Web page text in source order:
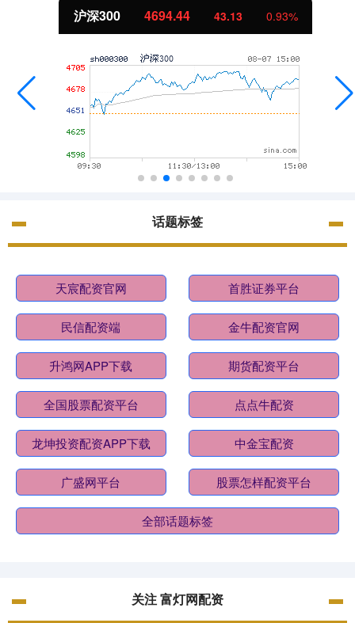
北证50 1134.24 11.37 1.01%
话题标签
天宸配资官网 首胜证券平台
民信配资端 金牛配资官网
升鸿网APP下载 期货配资平台
全国股票配资平台 点点牛配资
龙坤投资配资APP下载 中金宝配资
广盛网平台 股票怎样配资平台
全部话题标签
关注 富灯网配资